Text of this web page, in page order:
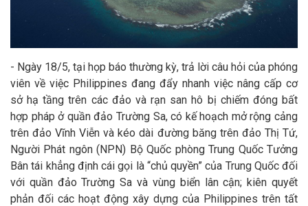
- Ngày 18/5, tại họp báo thường kỳ, trả lời câu hỏi của phóng
viên về việc Philippines đang đẩy nhanh việc nâng cấp cơ
sở hạ tầng trên các đảo và rạn san hô bị chiếm đóng bất
hợp pháp ở quần đảo Trường Sa, có kế hoạch mở rộng cảng
trên đảo Vĩnh Viễn và kéo dài đường băng trên đảo Thị Tứ,
Người Phát ngôn (NPN) Bộ Quốc phòng Trung Quốc Tưởng
Bân tái khẳng định cái gọi là “chủ quyền” của Trung Quốc đối
với quần đảo Trường Sa và vùng biển lân cận; kiên quyết
phản đối các hoạt động xây dựng của Philippines trên tất